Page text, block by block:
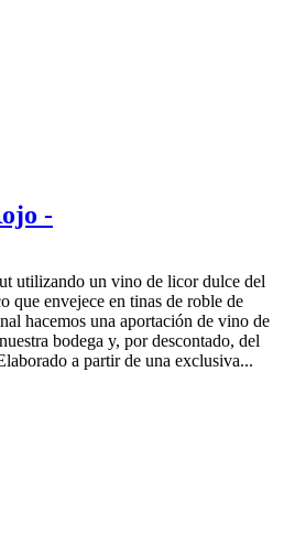
-
utilizando un vino de licor dulce del
que envejece en tinas de roble de
hacemos una aportación de vino de
bodega y, por descontado, del
a partir de una exclusiva...